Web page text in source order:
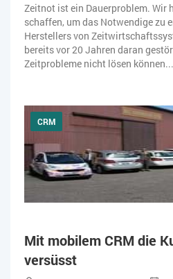
Zeitnot ist ein Dauerproblem. Wir
schaffen, um das Notwendige zu
Herstellers von
bereits vor 20 Jahren daran
Zeitprobleme nicht lösen
CRM
Mit mobilem CRM die
versüsst